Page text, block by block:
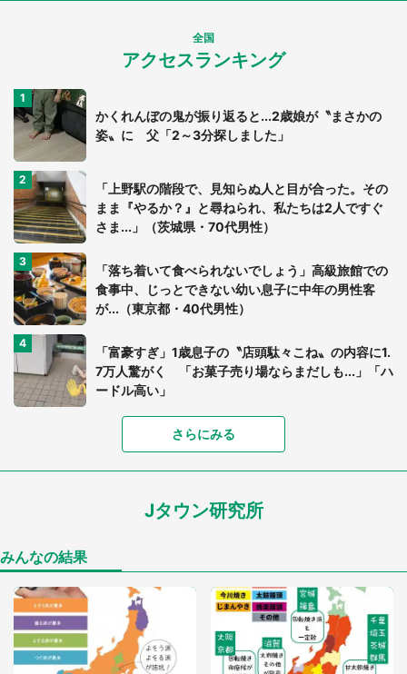
全国
アクセスランキング
かくれんぼの鬼が振り返ると...2歳娘が〝まさかの
姿〟に 父「2～3分探しました」
「上野駅の階段で、見知らぬ人と目が合った。その
まま『やるか？』と尋ねられ、私たちは2人ですぐ
さま...」（茨城県・70代男性）
「落ち着いて食べられないでしょう」高級旅館での
食事中、じっとできない幼い息子に中年の男性客
が...（東京都・40代男性）
「富豪すぎ」1歳息子の〝店頭駄々こね〟の内容に1.
7万人驚がく 「お菓子売り場ならまだしも...」「ハ
ードル高い」
あまりにも四角すぎる猫、激写される 「これもう
家に〝デカい蛾〟が居座り続けて3日間...ビビり続
「○○がない街に住んでいます」住人の呟きに30万
人驚がく 何が存在しないか、あなたはわかる？
さらにみる
Jタウン研究所
みんなの結果